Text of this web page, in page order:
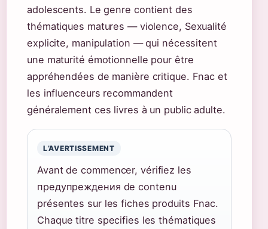
adolescents. Le genre contient des
thématiques matures — violence, Sexualité
explicite, manipulation — qui nécessitent
une maturité émotionnelle pour être
appréhendées de manière critique. Fnac et
les influenceurs recommandent
généralement ces livres à un public adulte.
L’AVERTISSEMENT
Avant de commencer, vérifiez les
предупреждения de contenu
présentes sur les fiches produits Fnac.
Chaque titre specifies les thématiques